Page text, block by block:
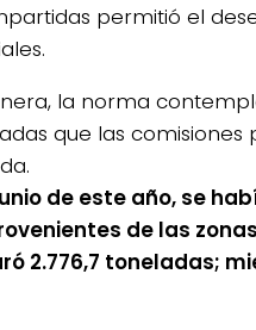
permitió el
la norma
que las
de este año, se
de las
2.776,7 toneladas;